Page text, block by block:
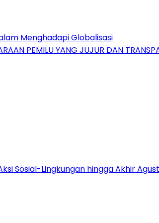
Menghadapi Globalisasi
PEMILU YANG JUJUR DAN
Sosial-Lingkungan hingga Akhir